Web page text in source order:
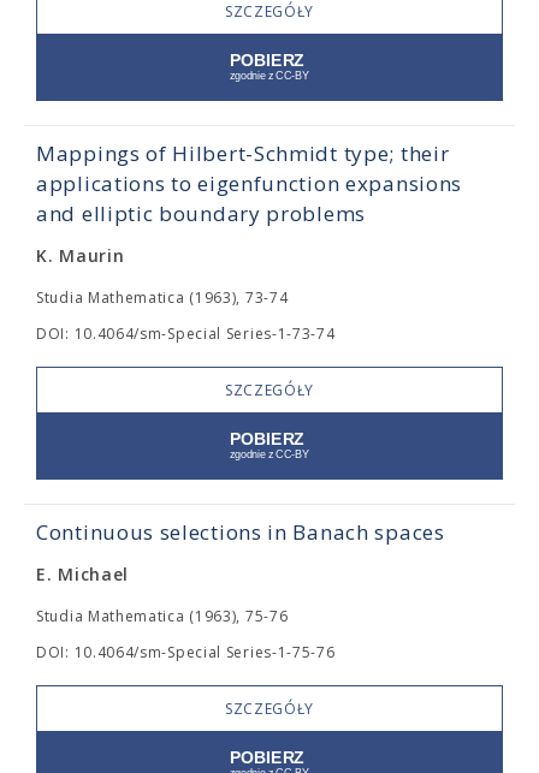
SZCZEGÓŁY
Mappings of Hilbert-Schmidt type; their
applications to eigenfunction expansions
and elliptic boundary problems
K. Maurin
Studia Mathematica (1963), 73-74
DOI: 10.4064/sm-Special Series-1-73-74
SZCZEGÓŁY
Continuous selections in Banach spaces
E. Michael
Studia Mathematica (1963), 75-76
DOI: 10.4064/sm-Special Series-1-75-76
SZCZEGÓŁY